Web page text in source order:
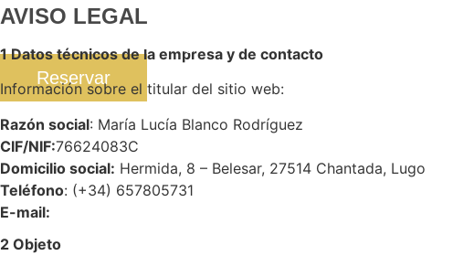
Ir
contenido
Reservar
AVISO LEGAL
1 Datos técnicos de la empresa y de contacto
Información sobre el titular del sitio web:
Razón social: María Lucía Blanco Rodríguez
CIF/NIF:76624083C
Domicilio social: Hermida, 8 – Belesar, 27514 Chantada, Lugo
Teléfono: (+34) 657805731
E-mail:
2 Objeto